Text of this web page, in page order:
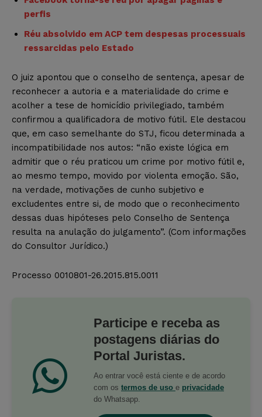
perfis
Réu absolvido em ACP tem despesas processuais
ressarcidas pelo Estado
O juiz apontou que o conselho de sentença, apesar de
reconhecer a autoria e a materialidade do crime e
acolher a tese de homicídio privilegiado, também
confirmou a qualificadora de motivo fútil. Ele destacou
que, em caso semelhante do STJ, ficou determinada a
incompatibilidade nos autos: “não existe lógica em
admitir que o réu praticou um crime por motivo fútil e,
ao mesmo tempo, movido por violenta emoção. São,
na verdade, motivações de cunho subjetivo e
excludentes entre si, de modo que o reconhecimento
dessas duas hipóteses pelo Conselho de Sentença
resulta na anulação do julgamento”. (Com informações
do Consultor Jurídico.)
Processo 0010801-26.2015.815.0011
Participe e receba as
postagens diárias do
Portal Juristas.
Ao entrar você está ciente e de acordo
com os termos de uso e privacidade
do Whatsapp.